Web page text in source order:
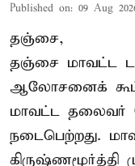
Published on: 09 Aug
தஞ்சை,
தஞ்சை மாவட்ட
ஆலோசனைக்
மாவட்ட தலைவர்
நடைபெற்றது.
கிருஷ்ணமூர்த்தி